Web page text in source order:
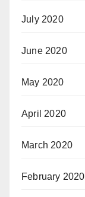
July 2020
June 2020
May 2020
April 2020
March 2020
February 2020